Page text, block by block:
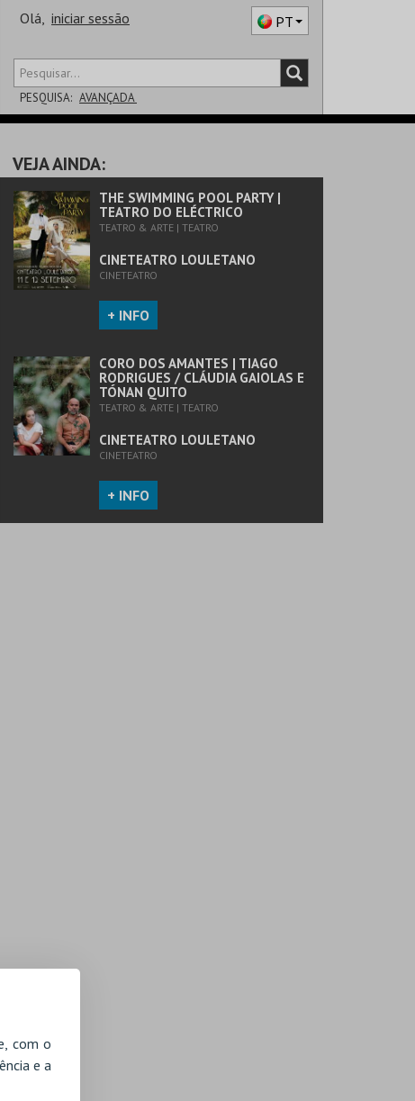
com o
e a
Olá, iniciar sessão PT
PESQUISA: AVANÇADA
SALA
VEJA AINDA:
THE SWIMMING POOL PARTY |
TEATRO DO ELÉCTRICO
TEATRO & ARTE | TEATRO
CINETEATRO LOULETANO
CINETEATRO
+ INFO
CORO DOS AMANTES | TIAGO
RODRIGUES / CLÁUDIA GAIOLAS E
TÓNAN QUITO
TEATRO & ARTE | TEATRO
CINETEATRO LOULETANO
CINETEATRO
+ INFO